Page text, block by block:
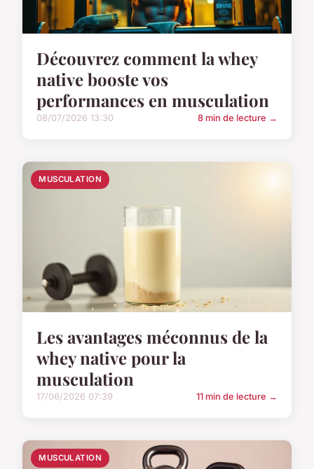
Découvrez comment la whey
native booste vos
performances en musculation
08/07/2026 13:30 8 min de lecture →
MUSCULATION
Les avantages méconnus de la
whey native pour la
musculation
17/06/2026 07:39 11 min de lecture →
MUSCULATION